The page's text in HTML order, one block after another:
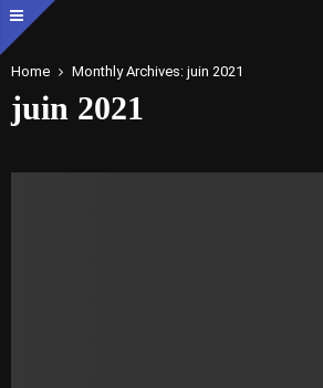
Home Monthly Archives: juin 2021
juin 2021